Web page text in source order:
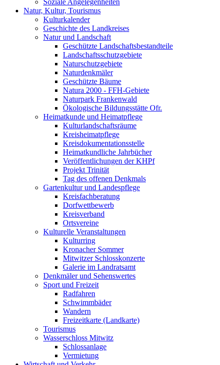
Soziale Angelegenheiten
Natur, Kultur, Tourismus
Kulturkalender
Geschichte des Landkreises
Natur und Landschaft
Geschützte Landschaftsbestandteile
Landschaftsschutzgebiete
Naturschutzgebiete
Naturdenkmäler
Geschützte Bäume
Natura 2000 - FFH-Gebiete
Naturpark Frankenwald
Ökologische Bildungsstätte Ofr.
Heimatkunde und Heimatpflege
Kulturlandschaftsräume
Kreisheimatpflege
Kreisdokumentationsstelle
Heimatkundliche Jahrbücher
Veröffentlichungen der KHPf
Projekt Trinität
Tag des offenen Denkmals
Gartenkultur und Landespflege
Kreisfachberatung
Dorfwettbewerb
Kreisverband
Ortsvereine
Kulturelle Veranstaltungen
Kulturring
Kronacher Sommer
Mitwitzer Schlosskonzerte
Galerie im Landratsamt
Denkmäler und Sehenswertes
Sport und Freizeit
Radfahren
Schwimmbäder
Wandern
Freizeitkarte (Landkarte)
Tourismus
Wasserschloss Mitwitz
Schlossanlage
Vermietung